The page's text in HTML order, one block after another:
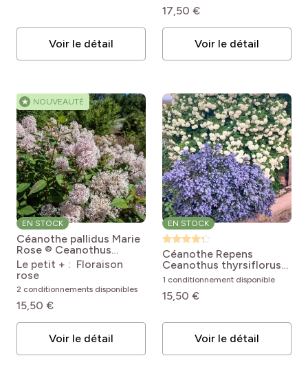
Voir le détail
17,50 €
Voir le détail
★ NOUVEAUTÉ
EN STOCK
Céanothe pallidus Marie
Rose ® Ceanothus
pallidus Marie Rose®
Le petit + : Floraison
rose
2 conditionnements disponibles
15,50 €
Voir le détail
EN STOCK
Céanothe Repens
Ceanothus thyrsiflorus
Repens
1 conditionnement disponible
15,50 €
Voir le détail